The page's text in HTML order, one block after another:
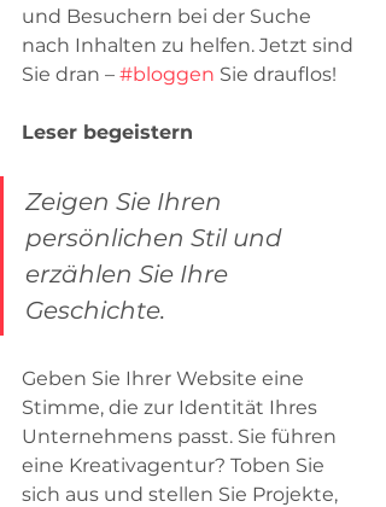
und Besuchern bei der Suche
nach Inhalten zu helfen. Jetzt sind
Sie dran – #bloggen Sie drauflos!
Leser begeistern
Zeigen Sie Ihren
persönlichen Stil und
erzählen Sie Ihre
Geschichte.
Geben Sie Ihrer Website eine
Stimme, die zur Identität Ihres
Unternehmens passt. Sie führen
eine Kreativagentur? Toben Sie
sich aus und stellen Sie Projekte,